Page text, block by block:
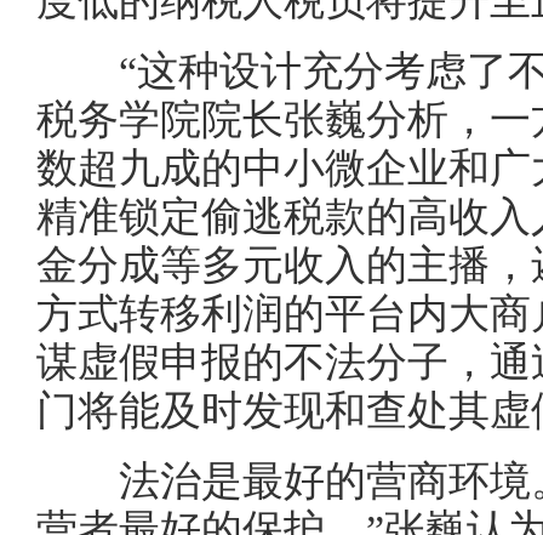
“这种设计充分考虑了不
税务学院院长张巍分析，
数超九成的中小微企业和
精准锁定偷逃税款的高收
金分成等多元收入的主播
方式转移利润的平台内大
谋虚假申报的不法分子，
门将能及时发现和查处其
法治是最好的营商环境